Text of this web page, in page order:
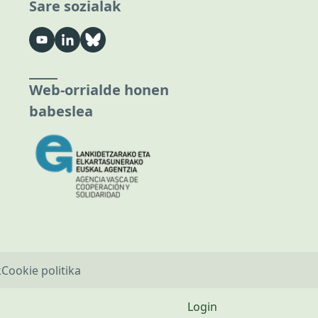
Sare sozialak
Web-orrialde honen
babeslea
Cookie politika
Login